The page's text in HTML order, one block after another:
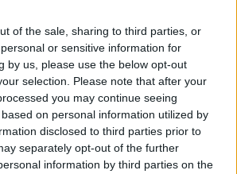
of the sale, sharing to third parties, or
or sensitive information for
by us, please use the below opt-out
selection. Please note that after your
you may continue seeing
on personal information utilized by
disclosed to third parties prior to
separately opt-out of the further
information by third parties on the